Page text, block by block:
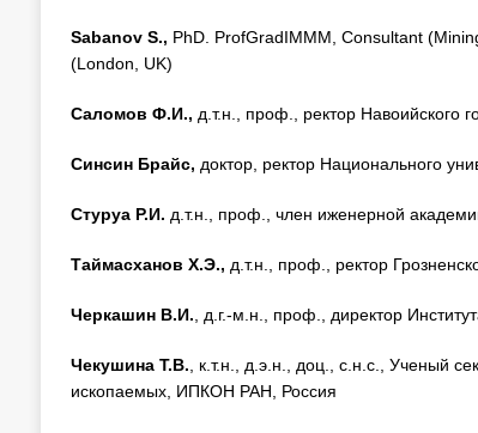
Sabanov S., PhD. ProfGradIMMM, Consultant
(London, UK)
Саломов Ф.И., д.т.н., проф., ректор Навоийского
Синсин Брайс, доктор, ректор Национального
Стуруа Р.И. д.т.н., проф., член иженерной
Таймасханов Х.Э., д.т.н., проф., ректор
Черкашин В.И. , д.г.-м.н., проф., директор
Чекушина Т.В. , к.т.н., д.э.н., доц., с.н.с., Ученый
ископаемых, ИПКОН РАН, Россия